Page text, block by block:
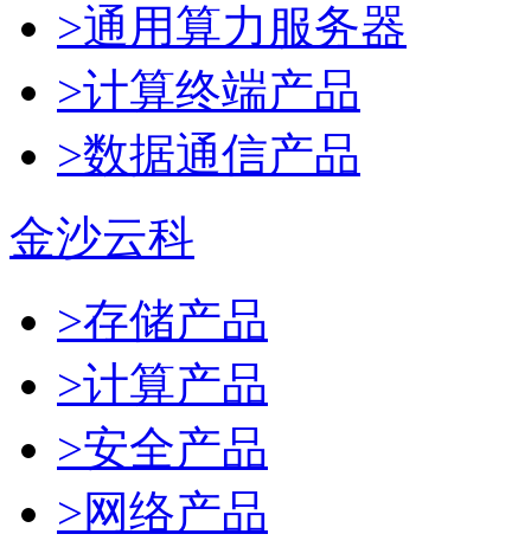
>通用算力服务器
>计算终端产品
>数据通信产品
金沙云科
>存储产品
>计算产品
>安全产品
>网络产品